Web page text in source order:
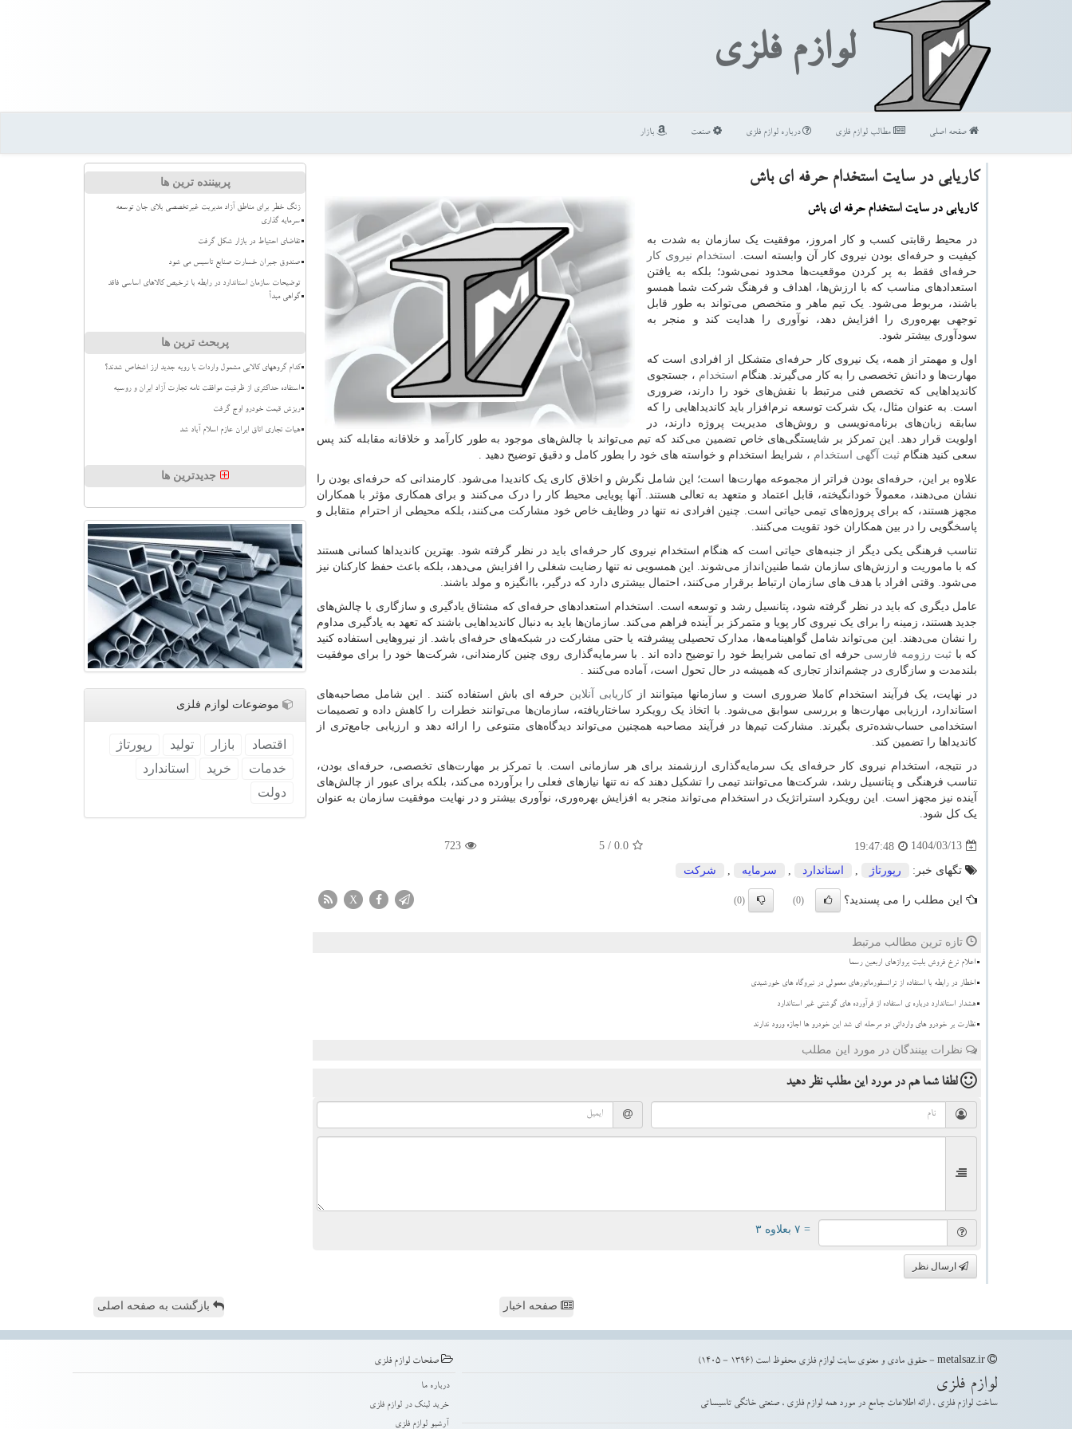
لوازم فلزی
صفحه اصلی مطالب لوازم فلزی درباره لوازم فلزی صنعت بازار
کاریابی در سایت استخدام حرفه ای باش
کاریابی در سایت استخدام حرفه ای باش
در محیط رقابتی کسب و کار امروز، موفقیت یک سازمان به شدت به
کیفیت و حرفه‌ای بودن نیروی کار آن وابسته است.
استخدام نیروی کار
حرفه‌ای فقط به پر کردن موقعیت‌ها محدود نمی‌شود؛ بلکه به یافتن
استعدادهای مناسب که با ارزش‌ها، اهداف و فرهنگ شرکت شما همسو
باشند، مربوط می‌شود. یک تیم ماهر و متخصص می‌تواند به طور قابل
توجهی بهره‌وری را افزایش دهد، نوآوری را هدایت کند و منجر به
سودآوری بیشتر شود.
اول و مهمتر از همه، یک نیروی کار حرفه‌ای متشکل از افرادی است که
مهارت‌ها و دانش تخصصی را به کار می‌گیرند. هنگام
استخدام ، جستجوی
کاندیداهایی که تخصص فنی مرتبط با نقش‌های خود را دارند، ضروری
است. به عنوان مثال، یک شرکت توسعه نرم‌افزار باید کاندیداهایی را که
سابقه زبان‌های برنامه‌نویسی و روش‌های مدیریت پروژه دارند، در
اولویت قرار دهد. این تمرکز بر شایستگی‌های خاص تضمین می‌کند که تیم می‌تواند با چالش‌های موجود به طور کارآمد و خلاقانه مقابله کند پس
سعی کنید هنگام ثبت آگهی استخدام ، شرایط استخدام و خواسته های خود را بطور کامل و دقیق توضیح دهید .
علاوه بر این، حرفه‌ای بودن فراتر از مجموعه مهارت‌ها است؛ این شامل نگرش و اخلاق کاری یک کاندیدا می‌شود. کارمندانی که حرفه‌ای بودن را
نشان می‌دهند، معمولاً خودانگیخته، قابل اعتماد و متعهد به تعالی هستند. آنها پویایی محیط کار را درک می‌کنند و برای همکاری مؤثر با همکاران
مجهز هستند، که برای پروژه‌های تیمی حیاتی است. چنین افرادی نه تنها در وظایف خاص خود مشارکت می‌کنند، بلکه محیطی از احترام متقابل و
پاسخگویی را در بین همکاران خود تقویت می‌کنند.
تناسب فرهنگی یکی دیگر از جنبه‌های حیاتی است که هنگام استخدام نیروی کار حرفه‌ای باید در نظر گرفته شود. بهترین کاندیداها کسانی هستند
که با ماموریت و ارزش‌های سازمان شما طنین‌انداز می‌شوند. این همسویی نه تنها رضایت شغلی را افزایش می‌دهد، بلکه باعث حفظ کارکنان نیز
می‌شود. وقتی افراد با هدف های سازمان ارتباط برقرار می‌کنند، احتمال بیشتری دارد که درگیر، باانگیزه و مولد باشند.
عامل دیگری که باید در نظر گرفته شود، پتانسیل رشد و توسعه است. استخدام استعدادهای حرفه‌ای که مشتاق یادگیری و سازگاری با چالش‌های
جدید هستند، زمینه را برای یک نیروی کار پویا و متمرکز بر آینده فراهم می‌کند. سازمان‌ها باید به دنبال کاندیداهایی باشند که تعهد به یادگیری مداوم
را نشان می‌دهند. این می‌تواند شامل گواهینامه‌ها، مدارک تحصیلی پیشرفته یا حتی مشارکت در شبکه‌های حرفه‌ای باشد. از نیروهایی استفاده کنید
که با ثبت رزومه فارسی حرفه ای تمامی شرایط خود را توضیح داده اند . با سرمایه‌گذاری روی چنین کارمندانی، شرکت‌ها خود را برای موفقیت
بلندمدت و سازگاری در چشم‌انداز تجاری که همیشه در حال تحول است، آماده می‌کنند .
در نهایت، یک فرآیند استخدام کاملا ضروری است و سازمانها میتوانند ازکاریابی آنلاین حرفه ای باش استفاده کنند . این شامل مصاحبه‌های
استاندارد، ارزیابی مهارت‌ها و بررسی سوابق می‌شود. با اتخاذ یک رویکرد ساختاریافته، سازمان‌ها می‌توانند خطرات را کاهش داده و تصمیمات
استخدامی حساب‌شده‌تری بگیرند. مشارکت تیم‌ها در فرآیند مصاحبه همچنین می‌تواند دیدگاه‌های متنوعی را ارائه دهد و ارزیابی جامع‌تری از
کاندیداها را تضمین کند.
در نتیجه، استخدام نیروی کار حرفه‌ای یک سرمایه‌گذاری ارزشمند برای هر سازمانی است. با تمرکز بر مهارت‌های تخصصی، حرفه‌ای بودن،
تناسب فرهنگی و پتانسیل رشد، شرکت‌ها می‌توانند تیمی را تشکیل دهند که نه تنها نیازهای فعلی را برآورده می‌کند، بلکه برای عبور از چالش‌های
آینده نیز مجهز است. این رویکرد استراتژیک در استخدام می‌تواند منجر به افزایش بهره‌وری، نوآوری بیشتر و در نهایت موفقیت سازمان به عنوان
یک کل شود.
1404/03/13
19:47:48
0.0
/ 5
723
تگهای خبر: رپورتاژ استاندارد سرمایه شركت
این مطلب را می پسندید؟ (0)
(0)
X
تازه ترین مطالب مرتبط
اعلام نرخ فروش بلیت پروازهای اربعین رسما
اخطار در رابطه با استفاده از ترانسفورماتورهای معمولی در نیروگاه های خورشیدی
هشدار استاندارد درباره ی استفاده از فرآورده های گوشتی غیر استاندارد
نظارت بر خودرو های وارداتی دو مرحله ای شد این خودرو ها اجازه ورود ندارند
نظرات بینندگان در مورد این مطلب
لطفا شما همدر مورد این مطلب نظر دهید
= ۷ بعلاوه ۳
ارسال نظر
پربیننده ترین ها
زنگ خطر برای مناطق آزاد مدیریت غیرتخصصی بلای جان توسعه
سرمایه گذاری
تقاضای احتیاط در بازار شکل گرفت
صندوق جبران خسارت صنایع تاسیس می شود
توضیحات سازمان استاندارد در رابطه با ترخیص کالاهای اساسی فاقد
گواهی مبدأ
پربحث ترین ها
کدام گروههای کالایی مشمول واردات با رویه جدید ارز اشخاص شدند؟
استفاده حداکثری از ظرفیت موافقت نامه تجارت آزاد ایران و روسیه
ریزش قیمت خودرو اوج گرفت
هیات تجاری اتاق ایران عازم اسلام آباد شد
جدیدترین ها
موضوعات لوازم فلزی
اقتصاد بازار تولید
رپورتاژ
خدمات
خرید
استاندارد
دولت
صفحه اخبار بازگشت به صفحه اصلی
لوازم فلزی
ساخت لوازم فلزی ، ارائه اطلاعات جامع در مورد همه لوازم فلزی ، صنعتی خانگی تاسیساتی
صفحات لوازم فلزی
درباره ما
خرید لینک در لوازم فلزی
آرشیو لوازم فلزی